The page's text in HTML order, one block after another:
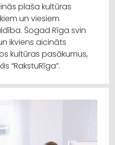
plaša kultūras
un viesiem
Šogad Rīga svin
ikviens aicināts
kultūras pasākumus,
“RakstuRīga”.